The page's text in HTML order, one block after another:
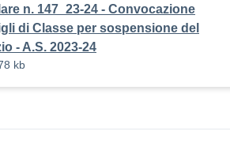
n. 147_23-24 - Convocazione
di Classe per sospensione del
- A.S. 2023-24
kb